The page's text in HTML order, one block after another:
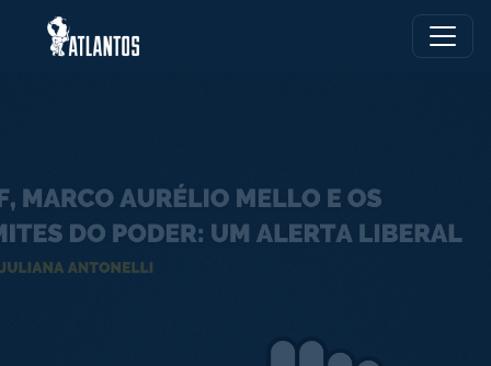
Skip to main content